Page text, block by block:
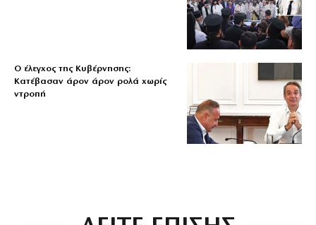
Ο έλεγχος της Κυβέρνησης:
Κατέβασαν άρον άρον ρολά χωρίς
ντροπή